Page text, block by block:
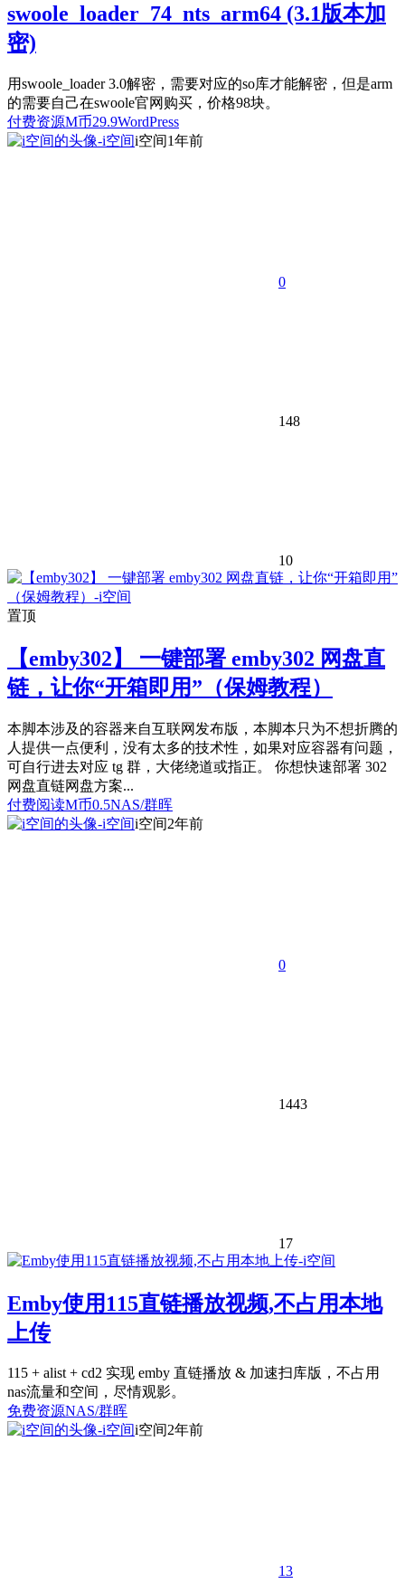
swoole_loader_74_nts_arm64 (3.1版本加
密)
用swoole_loader 3.0解密，需要对应的so库才能解密，但是arm
的需要自己在swoole官网购买，价格98块。
付费资源M币29.9WordPress
i空间1年前
0
148
10
置顶
【emby302】 一键部署 emby302 网盘直
链，让你“开箱即用”（保姆教程）
本脚本涉及的容器来自互联网发布版，本脚本只为不想折腾的
人提供一点便利，没有太多的技术性，如果对应容器有问题，
可自行进去对应 tg 群，大佬绕道或指正。 你想快速部署 302
网盘直链网盘方案...
付费阅读M币0.5NAS/群晖
i空间2年前
0
1443
17
Emby使用115直链播放视频,不占用本地
上传
115 + alist + cd2 实现 emby 直链播放 & 加速扫库版，不占用
nas流量和空间，尽情观影。
免费资源NAS/群晖
i空间2年前
13